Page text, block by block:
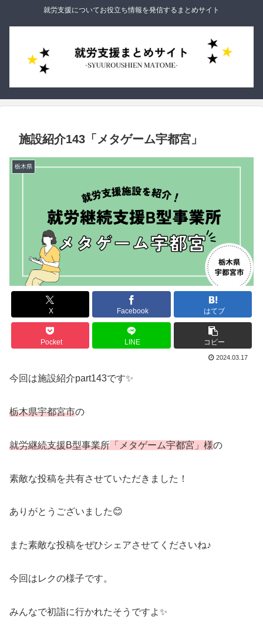
就労支援についてお役立ち情報を発信するまとめサイト
施設紹介143「メタゲーム宇都宮」
栃木県
X Facebook はてブ
Pocket LINE コピー
2024.03.17
今回は施設紹介part143です✨
栃木県宇都宮市の
就労継続支援B型事業所 「メタゲーム宇都宮」様の
素敵な投稿を共有させていただきました！
ありがとうございました😊
また素敵な投稿をぜひシェアさせてくださいね♪
今回はレクの様子です。
みんなで初詣に行かれたそうですよ✨